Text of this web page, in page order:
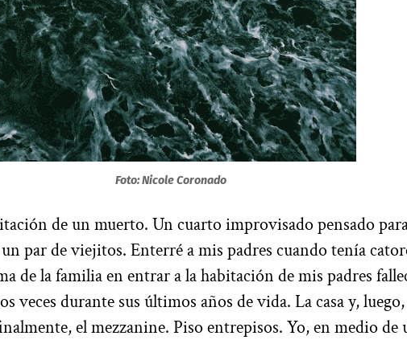
Foto: Nicole Coronado
de un muerto. Un cuarto improvisado pensado
par de viejitos. Enterré a mis padres cuando tenía
de la familia en entrar a la habitación de mis padres
veces durante sus últimos años de vida. La casa y,
el mezzanine. Piso entrepisos. Yo, en medio de